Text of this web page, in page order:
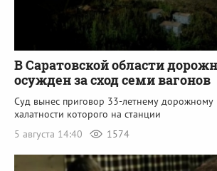
В Саратовской области
осужден за сход семи вагонов
Суд вынес приговор 33-летнему дорожному
халатности которого на станции
5 августа 14:40
1574